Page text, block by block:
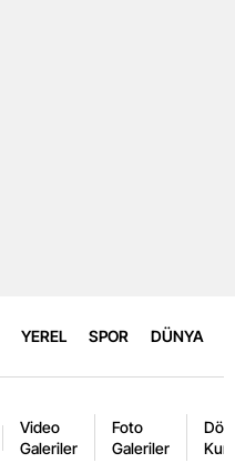
YEREL SPOR DÜNYA
Video
Galeriler
Foto
Galeriler